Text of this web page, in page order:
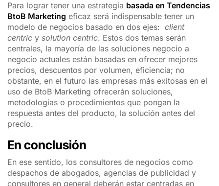
Para lograr tener una estrategia basada en Tendencias
BtoB Marketing eficaz será indispensable tener un
modelo de negocios basado en dos ejes: client
centric y solution centric. Estos dos temas serán
centrales, la mayoría de las soluciones negocio a
negocio actuales están basadas en ofrecer mejores
precios, descuentos por volumen, eficiencia; no
obstante, en el futuro las empresas más exitosas en el
uso de BtoB Marketing ofrecerán soluciones,
metodologías o procedimientos que pongan la
respuesta antes del producto, la solución antes del
precio.
En conclusión
En ese sentido, los consultores de negocios como
despachos de abogados, agencias de publicidad y
consultores en general deberán estar centradas en